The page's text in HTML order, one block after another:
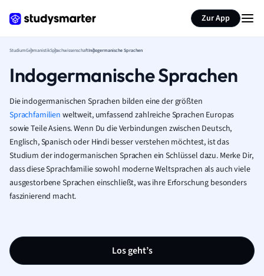
Zur App
StudiumGermanistikSprachwissenschaftIndogermanische Sprachen
Indogermanische Sprachen
Die indogermanischen Sprachen bilden eine der größten
Sprachfamilien weltweit, umfassend zahlreiche Sprachen Europas
sowie Teile Asiens. Wenn Du die Verbindungen zwischen Deutsch,
Englisch, Spanisch oder Hindi besser verstehen möchtest, ist das
Studium der indogermanischen Sprachen ein Schlüssel dazu. Merke Dir,
dass diese Sprachfamilie sowohl moderne Weltsprachen als auch viele
ausgestorbene Sprachen einschließt, was ihre Erforschung besonders
faszinierend macht.
Los geht’s